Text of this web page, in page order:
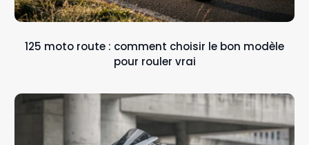
125 moto route : comment choisir le bon modèle
pour rouler vrai